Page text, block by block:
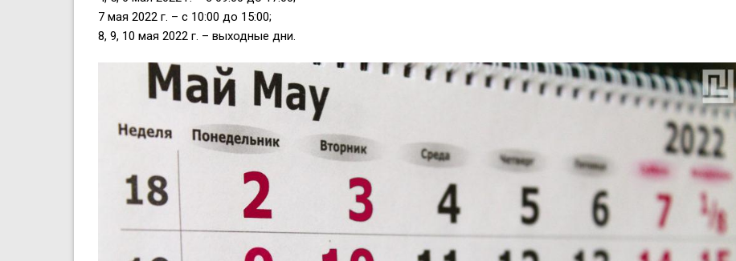
7 мая 2022 г. – с 10:00 до 15:00;
8, 9, 10 мая 2022 г. – выходные дни.